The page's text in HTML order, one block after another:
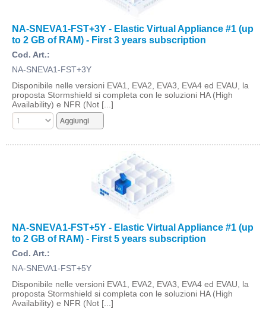
NA-SNEVA1-FST+3Y - Elastic Virtual Appliance #1 (up
to 2 GB of RAM) - First 3 years subscription
Cod. Art.:
NA-SNEVA1-FST+3Y
Disponibile nelle versioni EVA1, EVA2, EVA3, EVA4 ed EVAU, la
proposta Stormshield si completa con le soluzioni HA (High
Availability) e NFR (Not [...]
NA-SNEVA1-FST+5Y - Elastic Virtual Appliance #1 (up
to 2 GB of RAM) - First 5 years subscription
Cod. Art.:
NA-SNEVA1-FST+5Y
Disponibile nelle versioni EVA1, EVA2, EVA3, EVA4 ed EVAU, la
proposta Stormshield si completa con le soluzioni HA (High
Availability) e NFR (Not [...]